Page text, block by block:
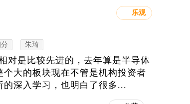
乐观
朱琦
对是比较先进的，去年算是半导体
大的板块现在不管是机构投资者
深入学习，也明白了很多...